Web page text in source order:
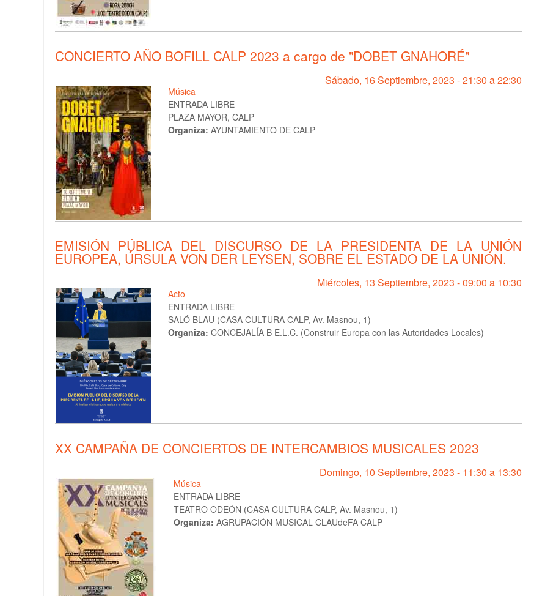
CONCIERTO AÑO BOFILL CALP 2023 a cargo de "DOBET GNAHORÉ"
Sábado, 16 Septiembre, 2023 -21:30 a22:30
Música
ENTRADA LIBRE
PLAZA MAYOR, CALP
Organiza: AYUNTAMIENTO DE CALP
EMISIÓN PÚBLICA DEL DISCURSO DE LA PRESIDENTA DE LA UNIÓN
EUROPEA, ÚRSULA VON DER LEYSEN, SOBRE EL ESTADO DE LA UNIÓN.
Miércoles, 13 Septiembre, 2023 -09:00 a 10:30
Acto
ENTRADA LIBRE
SALÓ BLAU (CASA CULTURA CALP, Av. Masnou, 1)
Organiza: CONCEJALÍA B E.L.C. (Construir Europa con las Autoridades Locales)
XX CAMPAÑA DE CONCIERTOS DE INTERCAMBIOS MUSICALES 2023
Domingo, 10 Septiembre, 2023 - 11:30 a 13:30
Música
ENTRADA LIBRE
TEATRO ODEÓN (CASA CULTURA CALP, Av. Masnou, 1)
Organiza: AGRUPACIÓN MUSICAL CLAUdeFA CALP